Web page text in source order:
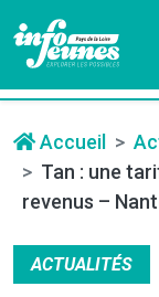
Accueil
Tan : une
revenus –
ACTUALITÉS